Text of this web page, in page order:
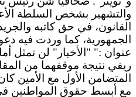
والتشهير بشخص السلطة
القانون، في حق كاتبه
الجمهورية، كما وردت فيه
عنوان :" "الأخبار" لن تمثل
ريفي نتيجة موقفهما من
المتضامن الأول مع الأمين